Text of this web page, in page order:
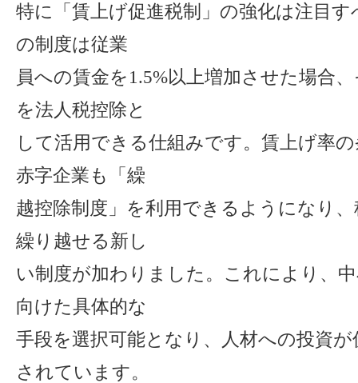
特に「賃上げ促進税制」の強化は注目
の制度は従業
員への賃金を1.5%以上増加させた場合
を法人税控除と
して活用できる仕組みです。賃上げ率
赤字企業も「繰
越控除制度」を利用できるようになり
繰り越せる新し
い制度が加わりました。これにより、
向けた具体的な
手段を選択可能となり、人材への投資
されています。